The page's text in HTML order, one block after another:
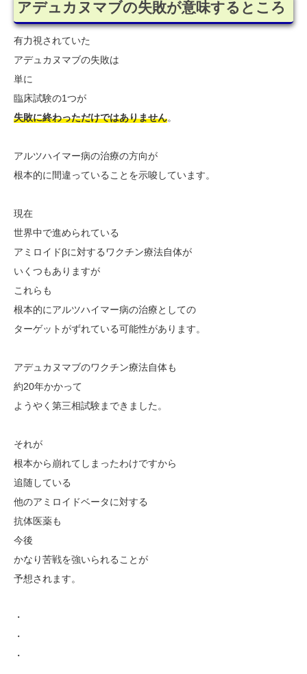
アデュカヌマブの失敗が意味するところ
有力視されていた
アデュカヌマブの失敗は
単に
臨床試験の1つが
失敗に終わっただけではありません。
アルツハイマー病の治療の方向が
根本的に間違っていることを示唆しています。
現在
世界中で進められている
アミロイドβに対するワクチン療法自体が
いくつもありますが
これらも
根本的にアルツハイマー病の治療としての
ターゲットがずれている可能性があります。
アデュカヌマブのワクチン療法自体も
約20年かかって
ようやく第三相試験まできました。
それが
根本から崩れてしまったわけですから
追随している
他のアミロイドベータに対する
抗体医薬も
今後
かなり苦戦を強いられることが
予想されます。
・
・
・